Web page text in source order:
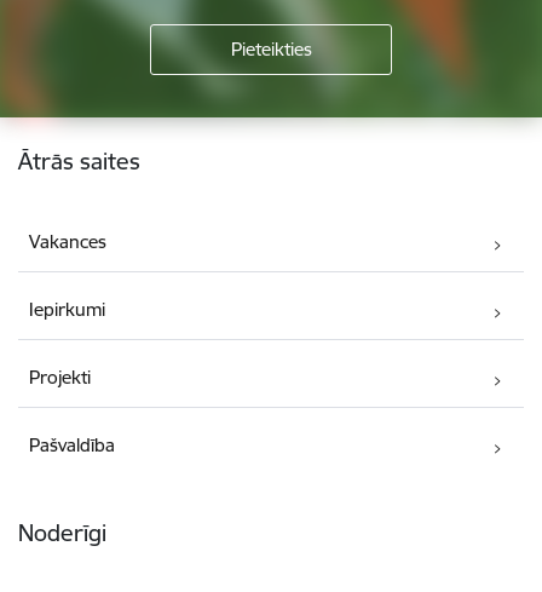
Kājene
Ātrās saites
Vakances
Iepirkumi
Projekti
Pašvaldība
Noderīgi